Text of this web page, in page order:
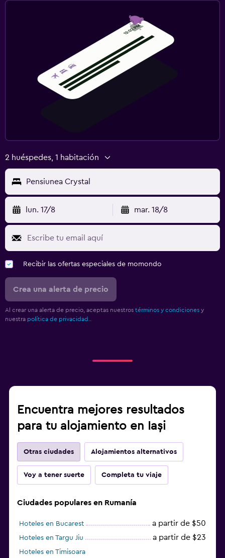
2 huéspedes, 1 habitación
Pensiunea Crystal
lun. 17/8 mar. 18/8
Recibir las ofertas especiales de momondo
Crea una alerta de precio
Al crear una alerta de precio, aceptas nuestros términos y condiciones y
nuestra política de privacidad.
Encuentra mejores resultados
para tu alojamiento en Iași
Otras ciudades Alojamientos alternativos
Voy a tener suerte Completa tu viaje
Ciudades populares en Rumanía
Hoteles en Bucarest a partir de $50
Hoteles en Targu Jiu a partir de $23
Hoteles en Timisoara